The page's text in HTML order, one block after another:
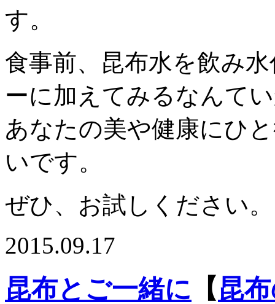
す。
食事前、昆布水を飲み
ーに加えてみるなんて
あなたの美や健康にひ
いです。
ぜひ、お試しください。
2015.09.17
昆布とご一緒に 【 昆